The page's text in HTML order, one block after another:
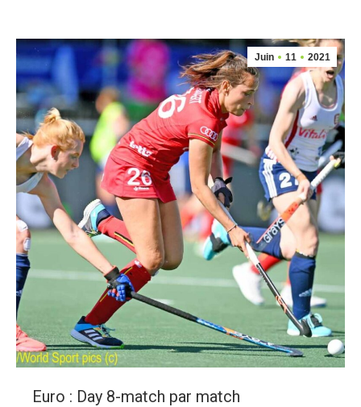
Juin 11 2021
Euro : Day 8-match par match